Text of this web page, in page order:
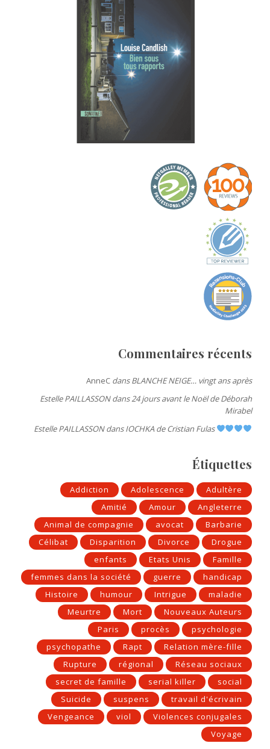
Commentaires récents
AnneC dansBLANCHE NEIGE… vingt ans après
Estelle PAILLASSONdans24 jours avant le Noël de Déborah
Mirabel
Estelle PAILLASSONdansIOCHKA de Cristian Fulas
Étiquettes
Addiction Adolescence
Adultère
Amitié
Amour
Angleterre
Animal de compagnie
avocat
Barbarie
Célibat
Disparition Divorce
Drogue
enfants
Etats Unis
Famille
femmes dans la société
guerre
handicap
Histoire
humour Intrigue
maladie
Meurtre
Mort
Nouveaux Auteurs
Paris
procès
psychologie
psychopathe
Rapt
Relation mère-fille
Rupture
régional
Réseau sociaux
secret de famille
serial killer
social
Suicide
suspens
travail d'écrivain
Vengeance
viol
Violences conjugales
Voyage